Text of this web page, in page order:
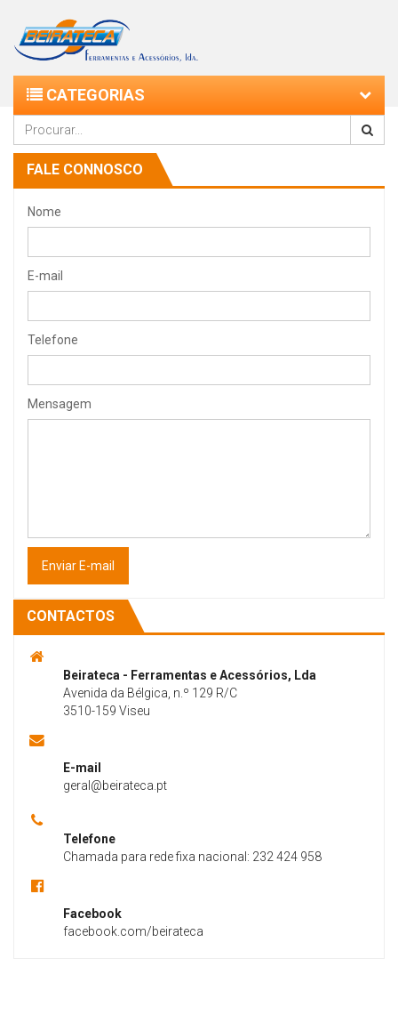
CATEGORIAS
FALE CONNOSCO
Nome
E-mail
Telefone
Mensagem
Enviar E-mail
CONTACTOS
Beirateca - Ferramentas e Acessórios, Lda
Avenida da Bélgica, n.º 129 R/C
3510-159 Viseu
E-mail
geral@beirateca.pt
Telefone
Chamada para rede fixa nacional: 232 424 958
Facebook
facebook.com/beirateca